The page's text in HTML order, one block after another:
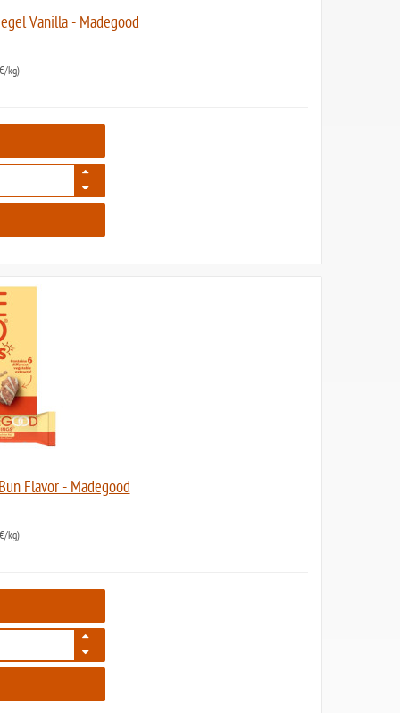
Vanilla - Madegood
kg)
7211
Flavor - Madegood
kg)
7245